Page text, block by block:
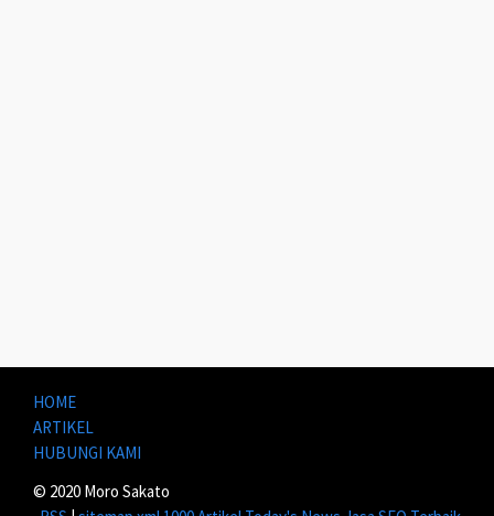
HOME
ARTIKEL
HUBUNGI KAMI
© 2020 Moro Sakato